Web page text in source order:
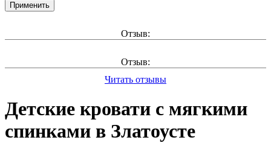
Применить
Отзыв:
Отзыв:
Читать отзывы
Детские кровати с мягкими
спинками в Златоусте